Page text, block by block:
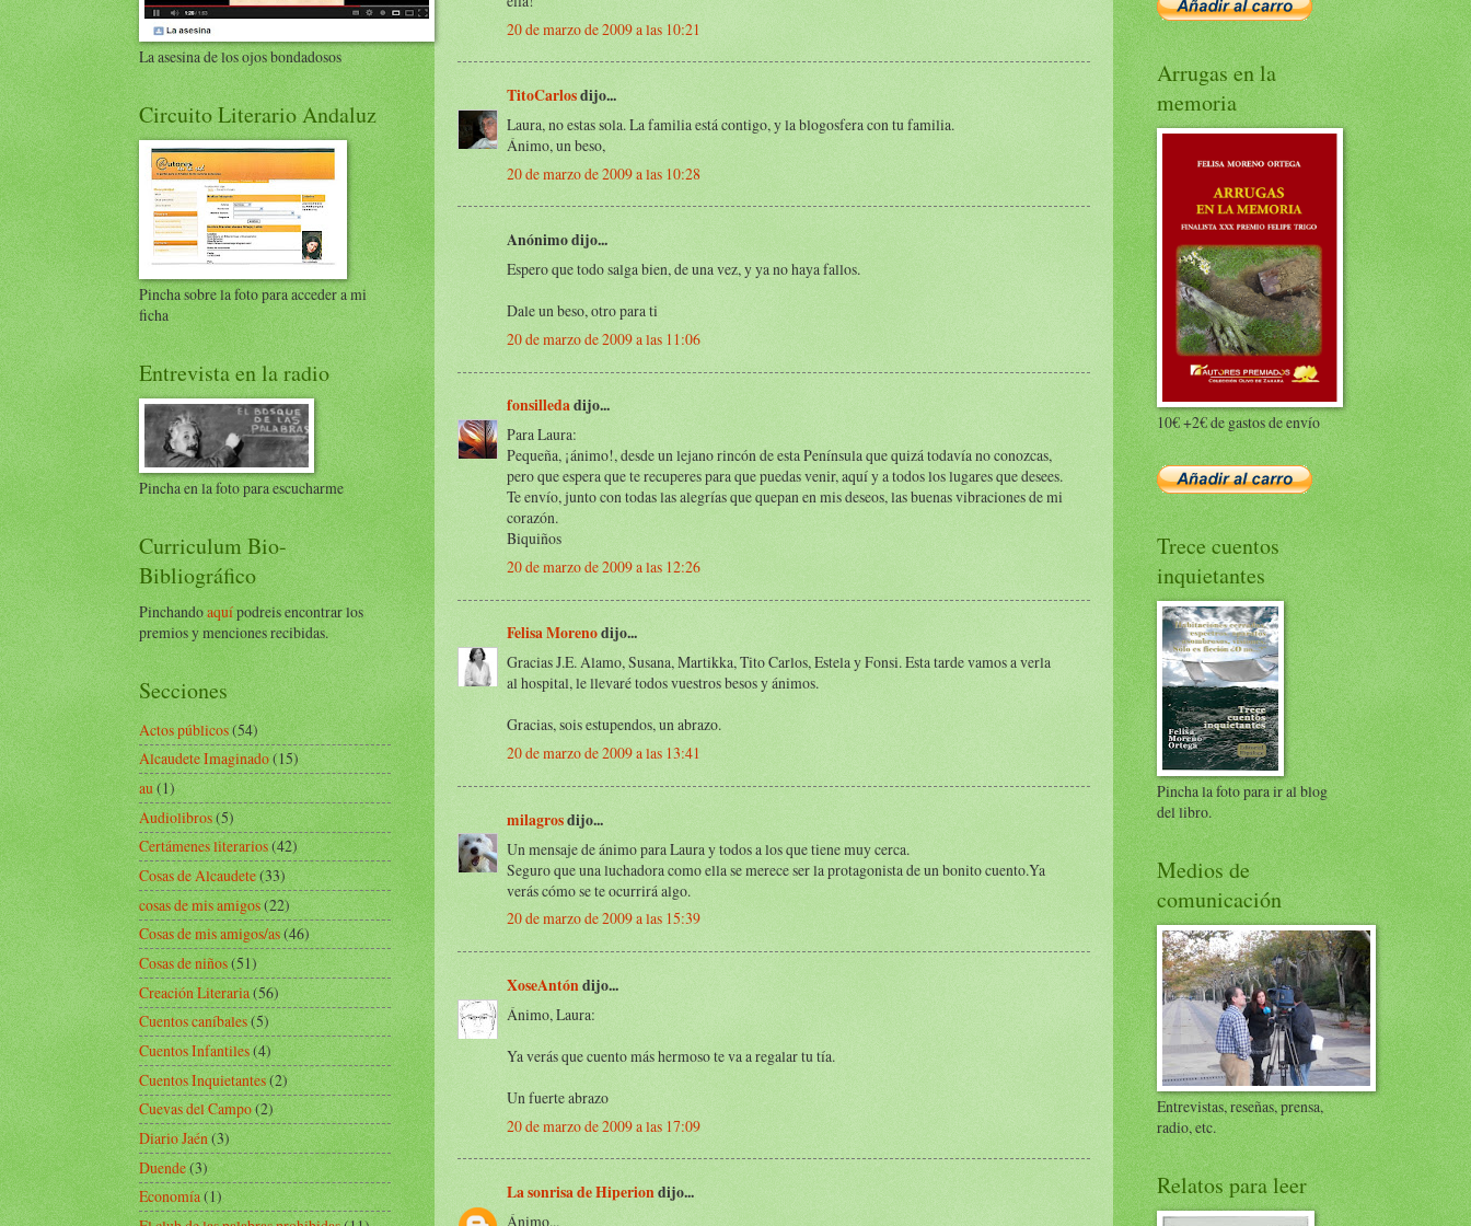
20 de marzo de 2009 a las 10:21
TitoCarlosdijo...
Laura, no estas sola. La familia está contigo, y la blogosfera con tu familia.
Ánimo, un beso,
20 de marzo de 2009 a las 10:28
Anónimo dijo...
Espero que todo salga bien, de una vez, y ya no haya fallos.
Dale un beso, otro para ti
20 de marzo de 2009 a las 11:06
fonsilledadijo...
Para Laura:
Pequeña, ¡ánimo!, desde un lejano rincón de esta Península que quizá todavía no conozcas,
pero que espera que te recuperes para que puedas venir, aquí y a todos los lugares que desees.
Te envío, junto con todas las alegrías que quepan en mis deseos, las buenas vibraciones de mi
corazón.
Biquiños
20 de marzo de 2009 a las 12:26
Felisa Morenodijo...
Gracias J.E. Alamo, Susana, Martikka, Tito Carlos, Estela y Fonsi. Esta tarde vamos a verla
al hospital, le llevaré todos vuestros besos y ánimos.
Gracias, sois estupendos, un abrazo.
20 de marzo de 2009 a las 13:41
milagrosdijo...
Un mensaje de ánimo para Laura y todos a los que tiene muy cerca.
Seguro que una luchadora como ella se merece ser la protagonista de un bonito cuento.Ya
verás cómo se te ocurrirá algo.
20 de marzo de 2009 a las 15:39
XoseAntóndijo...
Ánimo, Laura:
Ya verás que cuento más hermoso te va a regalar tu tía.
Un fuerte abrazo
20 de marzo de 2009 a las 17:09
La sonrisa de Hiperiondijo...
Ánimo...
La asesina de los ojos bondadosos
Circuito Literario Andaluz
Pincha sobre la foto para acceder a mi
ficha
Entrevista en la radio
Pincha en la foto para escucharme
Curriculum Bio-
Bibliográfico
Pinchandoaquípodreis encontrar los
premios y menciones recibidas.
Secciones
Actos públicos(54)
Alcaudete Imaginado(15)
au(1)
Audiolibros(5)
Certámenes literarios(42)
Cosas de Alcaudete(33)
cosas de mis amigos(22)
Cosas de mis amigos/as(46)
Cosas de niños(51)
Creación Literaria(56)
Cuentos caníbales(5)
Cuentos Infantiles(4)
Cuentos Inquietantes(2)
Cuevas del Campo(2)
Diario Jaén(3)
Duende(3)
Economía(1)
Arrugas en la
memoria
10€ +2€ de gastos de envío
Trece cuentos
inquietantes
Pincha la foto para ir al blog
del libro.
Medios de
comunicación
Entrevistas, reseñas, prensa,
radio, etc.
Relatos para leer